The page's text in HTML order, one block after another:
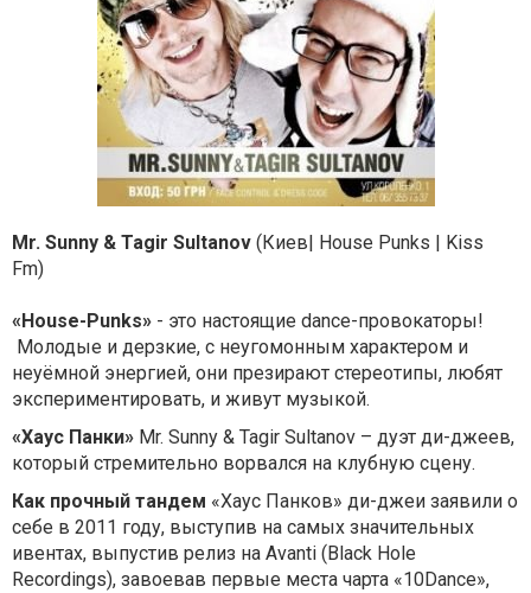
Mr. Sunny & Tagir Sultanov (Киев| House Punks | Kiss
Fm)
«House-Punks» - это настоящие dance-провокаторы!
Молодые и дерзкие, с неугомонным характером и
неуёмной энергией, они презирают стереотипы, любят
экспериментировать, и живут музыкой.
«Хаус Панки» Mr. Sunny & Tagir Sultanov – дуэт ди-джеев,
который стремительно ворвался на клубную сцену.
Как прочный тандем «Хаус Панков» ди-джеи заявили о
себе в 2011 году, выступив на самых значительных
ивентах, выпустив релиз на Avanti (Black Hole
Recordings), завоевав первые места чарта «10Dance»,